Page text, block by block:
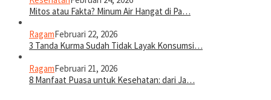
Mitos atau Fakta? Minum Air Hangat di Pa…
RagamFebruari 22, 2026
3 Tanda Kurma Sudah Tidak Layak Konsumsi…
RagamFebruari 21, 2026
8 Manfaat Puasa untuk Kesehatan: dari Ja…